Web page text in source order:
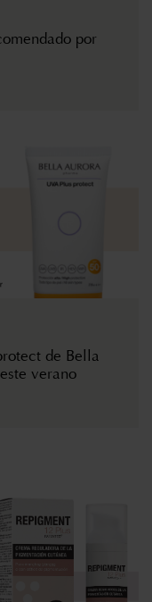
por
de Bella
verano